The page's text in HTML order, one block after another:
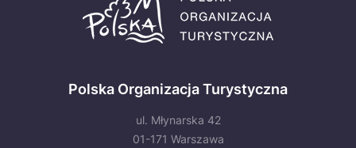
Polska Organizacja Turystyczna
ul. Młynarska 42
01-171 Warszawa